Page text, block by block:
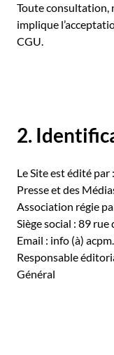
Toute consultation,
implique
CGU.
2.
Le Site est édité
Presse et des
Association régie
Siège social : 89
Email : info (à)
Responsable
Général